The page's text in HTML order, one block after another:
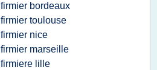
bordeaux
toulouse
nice
marseille
lille